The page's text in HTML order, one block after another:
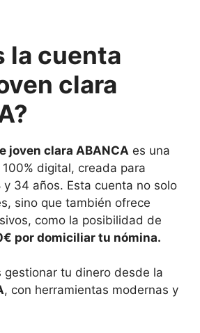
la cuenta
clara
joven clara ABANCA es una
digital, creada para
y 34 años. Esta cuenta no solo
sino que también ofrece
como la posibilidad de
por domiciliar tu nómina.
gestionar tu dinero desde la
, con herramientas modernas y